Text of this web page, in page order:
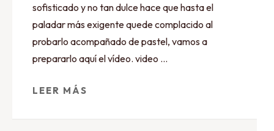
sofisticado y no tan dulce hace que hasta el
paladar más exigente quede complacido al
probarlo acompañado de pastel, vamos a
prepararlo aquí el vídeo. video …
LEER MÁS